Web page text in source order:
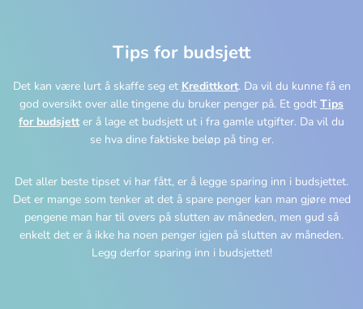
Tips for budsjett
Det kan være lurt å skaffe seg et Kredittkort. Da vil du kunne få en
god oversikt over alle tingene du bruker penger på. Et godt Tips
for budsjetter å lage et budsjett ut i fra gamle utgifter. Da vil du
se hva dine faktiske beløp på ting er.
Det aller beste tipset vi har fått, er å legge sparing inn i budsjettet.
Det er mange som tenker at det å spare penger kan man gjøre med
pengene man har til overs på slutten av måneden, men gud så
enkelt det er å ikke ha noen penger igjen på slutten av måneden.
Legg derfor sparing inn i budsjettet!